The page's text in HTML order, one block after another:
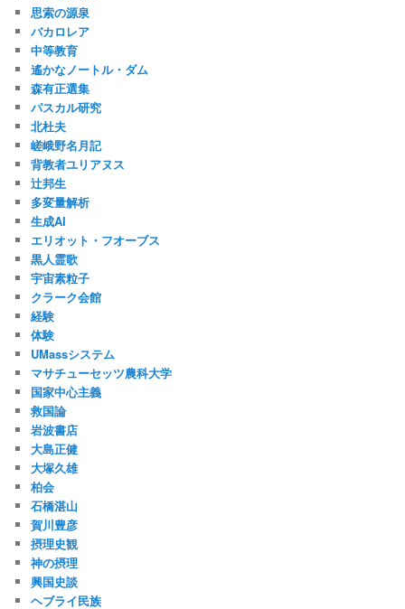
思索の源泉
バカロレア
中等教育
遙かなノートル・ダム
森有正選集
パスカル研究
北杜夫
嵯峨野名月記
背教者ユリアヌス
辻邦生
多変量解析
生成AI
エリオット・フオーブス
黒人霊歌
宇宙素粒子
クラーク会館
経験
体験
UMassシステム
マサチューセッツ農科大学
国家中心主義
救国論
岩波書店
大島正健
大塚久雄
柏会
石橋湛山
賀川豊彦
摂理史観
神の摂理
興国史談
ヘブライ民族